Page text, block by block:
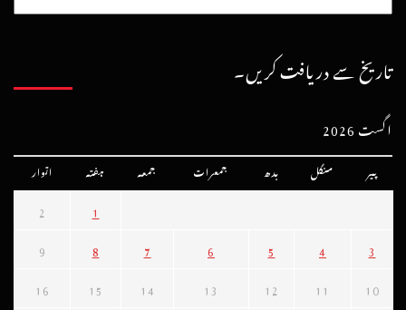
تاریخ سے دریافت کریں۔
اگست 2026
پیر منگل بدھ جمعرات جمعہ ہفتہ اتوار
1
2
3
4
5
6
7
8
9
10
11
12
13
14
15
16